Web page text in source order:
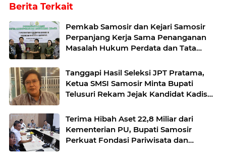
Berita Terkait
Pemkab Samosir dan Kejari Samosir
Perpanjang Kerja Sama Penanganan
Masalah Hukum Perdata dan Tata
Tanggapi Hasil Seleksi JPT Pratama,
Ketua SMSI Samosir Minta Bupati
Telusuri Rekam Jejak Kandidat Kadis
Terima Hibah Aset 22,8 Miliar dari
Kementerian PU, Bupati Samosir
Perkuat Fondasi Pariwisata dan